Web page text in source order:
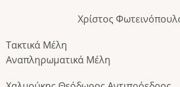
Χρίστος
Τακτικά
Αναπληρωματικά Μέλη